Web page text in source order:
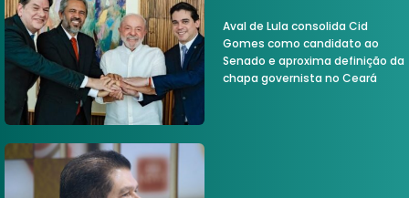
Aval de Lula consolida Cid
Gomes como candidato ao
Senado e aproxima definição da
chapa governista no Ceará